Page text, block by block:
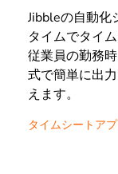
Jibbleの自動化
タイムでタイ
従業員の勤務
式で簡単に出
えます。
タイムシートア